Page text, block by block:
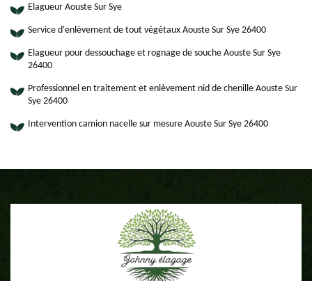
Elagueur Aouste Sur Sye
Service d'enlèvement de tout végétaux Aouste Sur Sye 26400
Elagueur pour dessouchage et rognage de souche Aouste Sur Sye
26400
Professionnel en traitement et enlèvement nid de chenille Aouste Sur
Sye 26400
Intervention camion nacelle sur mesure Aouste Sur Sye 26400